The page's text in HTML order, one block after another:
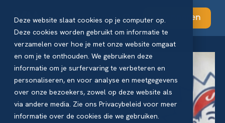
Deze website slaat cookies op je computer op.
Deze cookies worden gebruikt om informatie te
verzamelen over hoe je met onze website omgaat
en om je te onthouden. We gebruiken deze
informatie om je surfervaring te verbeteren en
personaliseren, en voor analyse en meetgegevens
over onze bezoekers, zowel op deze website als
via andere media. Zie ons Privacybeleid voor meer
informatie over de cookies die we gebruiken.
Abonneren